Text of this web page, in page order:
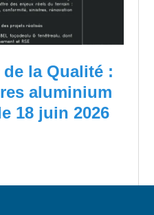
la Qualité :
aluminium
18 juin 2026